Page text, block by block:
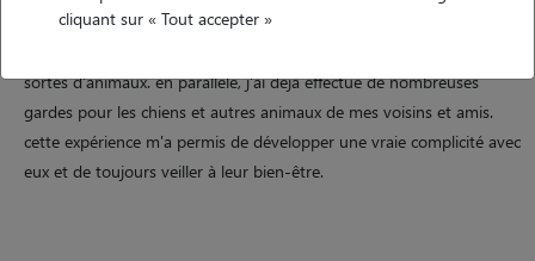
depuis mon enfance, j'ai toujours eu l'habitude de m'occuper des
sortes d'animaux. en parallèle, j'ai déjà effectué de nombreuses
gardes pour les chiens et autres animaux de mes voisins et amis.
cette expérience m'a permis de développer une vraie complicité avec
eux et de toujours veiller à leur bien-être.
cliquant sur « Tout accepter »